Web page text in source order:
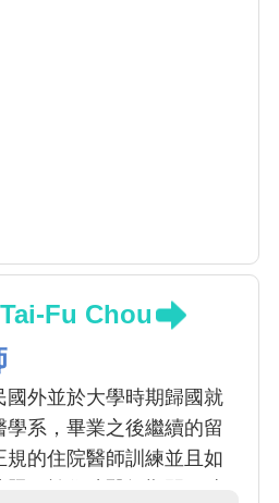
Fu Chou
國外並於大學時期歸國就
系，畢業之後繼續的留
的住院醫師訓練並且如